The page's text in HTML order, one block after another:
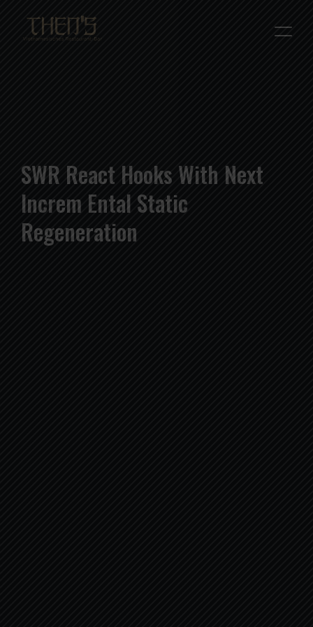
SWR React Hooks With Next
Increm Ental Static
Regeneration